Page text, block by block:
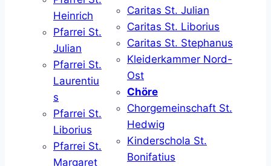
Heinrich
Pfarrei St.
Julian
Pfarrei St.
Laurentiu
s
Pfarrei St.
Liborius
Pfarrei St.
Margaret
Caritas St. Julian
Caritas St. Liborius
Caritas St. Stephanus
Kleiderkammer Nord-
Ost
Chöre
Chorgemeinschaft St.
Hedwig
Kinderschola St.
Bonifatius